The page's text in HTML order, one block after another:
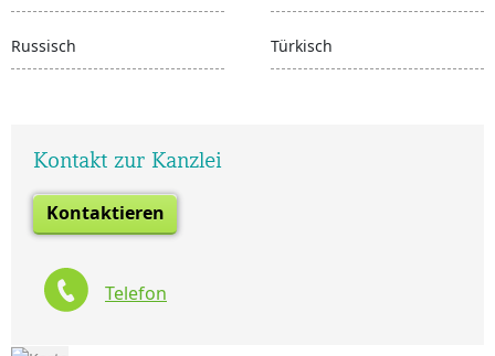
Russisch Türkisch
Kontakt zur Kanzlei
Kontaktieren
Telefon